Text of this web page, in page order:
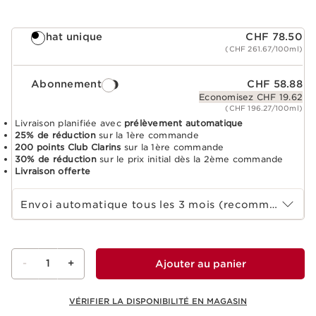
Achat unique CHF 78.50
(CHF 261.67/100ml)
Abonnement CHF 58.88
Economisez CHF 19.62
(CHF 196.27/100ml)
Livraison planifiée avec prélèvement automatique
25% de réduction sur la 1ère commande
200 points Club Clarins sur la 1ère commande
30% de réductionsur le prix initial dès la 2ème commande
Livraison offerte
Sélectionnez la durée de l'abonnement
Envoi automatique tous les 3 mois (recommandé)
- 1 + Ajouter au panier
VÉRIFIER LA DISPONIBILITÉ EN MAGASIN